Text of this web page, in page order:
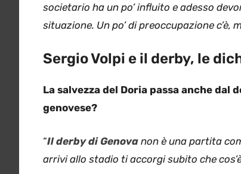
societario ha un po’ influito e adesso
situazione. Un po’ di preoccupazione
Sergio Volpi e il derby, le
La salvezza del Doria passa anche
genovese?
“Il derby di Genova non è una partita
arrivi allo stadio ti accorgi subito che